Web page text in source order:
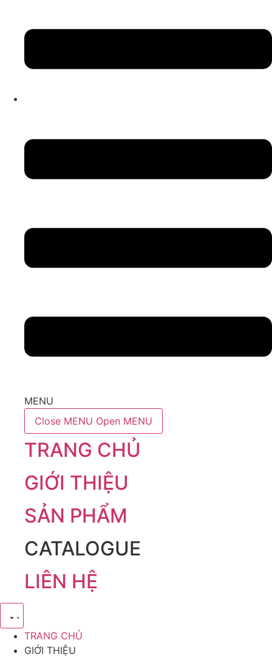
MENU
Close MENU Open MENU
TRANG CHỦ
GIỚI THIỆU
SẢN PHẨM
CATALOGUE
LIÊN HỆ
TRANG CHỦ
GIỚI THIỆU